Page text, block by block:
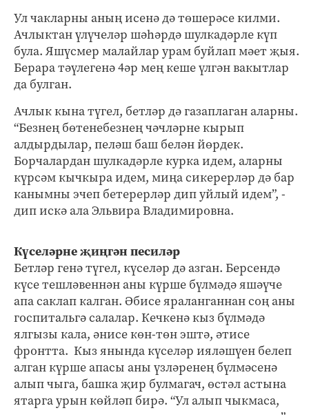
Ул чакларны аның исенә дә төшерәсе килми.
Ачлыктан үлүчеләр шәһәрдә шулкадәрле күп
була. Яшүсмер малайлар урам буйлап мәет җыя.
Берара тәүлегенә 4әр мең кеше үлгән вакытлар
да булган.
Ачлык кына түгел, бетләр дә газаплаган аларны.
“Безнең бөтенебезнең чәчләрне кырып
алдырдылар, пеләш баш белән йөрдек.
Борчалардан шулкадәрле курка идем, аларны
күрсәм кычкыра идем, миңа сикерерләр дә бар
канымны эчеп бетерерләр дип уйлый идем”, -
дип искә ала Эльвира Владимировна.
Күселәрне җиңгән песиләр
Бетләр генә түгел, күселәр дә азган. Берсендә
күсе тешләвеннән аны күрше бүлмәдә яшәүче
апа саклап калган. Әбисе яраланганнан соң аны
госпитальгә салалар. Кечкенә кыз бүлмәдә
ялгызы кала, әнисе көн-төн эштә, әтисе
фронтта. Кыз янында күселәр ияләшүен белеп
алган күрше апасы аны үзләренең бүлмәсенә
алып чыга, башка җир булмагач, өстәл астына
ятарга урын көйләп бирә. “Ул алып чыкмаса,